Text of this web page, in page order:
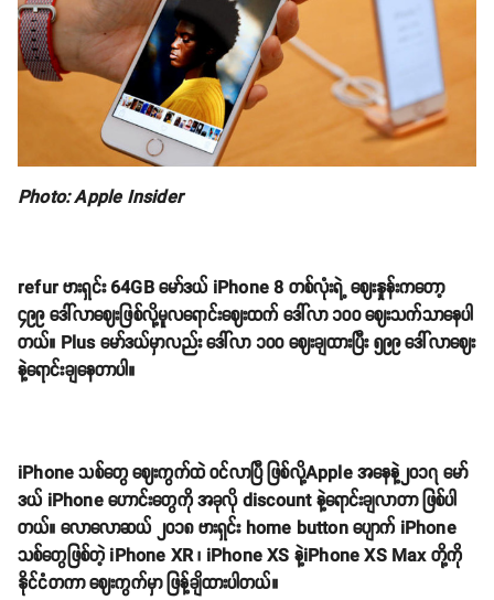
Photo: Apple Insider
refur ဗားရှင်း 64GB မော်ဒယ် iPhone 8 တစ်လုံးရဲ့ ဈေးနှုန်းကတော့
၄၉၉ ဒေါ်လာဈေးဖြစ်လို့မူလရောင်းဈေးထက် ဒေါ်လာ ၁၀၀ ဈေးသက်သာနေပါ
တယ်။ Plus မော်ဒယ်မှာလည်း ဒေါ်လာ ၁၀၀ ဈေးချထားပြီး ၅၉၉ ဒေါ်လာဈေး
နဲ့ရောင်းချနေတာပါ။
iPhone သစ်တွေ ဈေးကွက်ထဲ ဝင်လာပြီ ဖြစ်လို့Apple အနေနဲ့၂၀၁၇ မော်
ဒယ် iPhone ဟောင်းတွေကို အခုလို discount နဲ့ရောင်းချလာတာ ဖြစ်ပါ
တယ်။ လောလောဆယ် ၂၀၁၈ ဗားရှင်း home button ပျောက် iPhone
သစ်တွေဖြစ်တဲ့ iPhone XR ၊ iPhone XS နဲ့iPhone XS Max တို့ကို
နိုင်ငံတကာ ဈေးကွက်မှာ ဖြန့်ချိထားပါတယ်။